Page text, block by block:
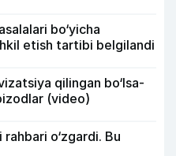
bo‘yicha
etish tartibi belgilandi
qilingan bo‘lsa-
(video)
o‘zgardi. Bu